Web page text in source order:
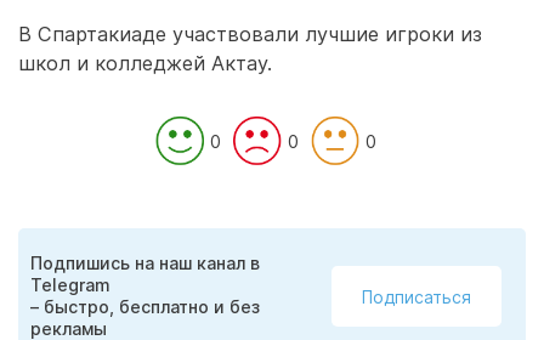
В Спартакиаде участвовали лучшие игроки из
школ и колледжей Актау.
0 0 0
Подпишись на наш канал в
Telegram
– быстро, бесплатно и без
рекламы
Подписаться